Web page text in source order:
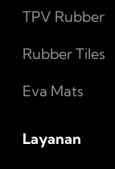
TPV Rubber
Rubber Tiles
Eva Mats
Layanan